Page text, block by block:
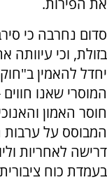
את הפירות.
סדום נחרבה כי
בזולת, וכי
יחדל להאמין
המוסרי שאנו
חוסר האמון
המבוסס על ערבות
דרישה לאחריות
בעמדת כוח